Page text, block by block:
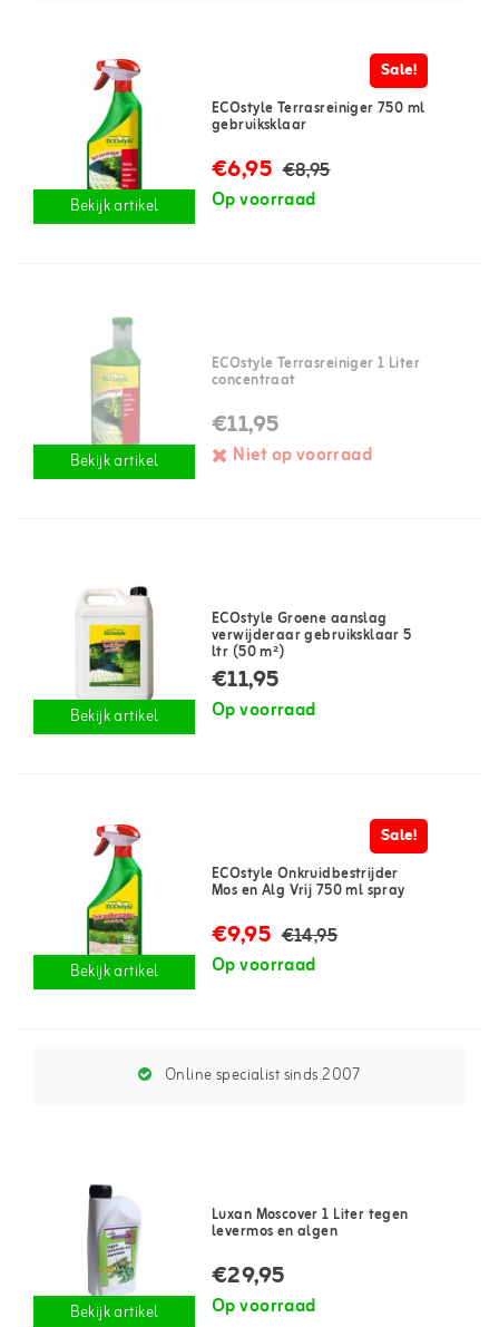
Bekijk artikel
Sale!
ECOstyle Terrasreiniger 750 ml
gebruiksklaar
€6,95 €8,95
Op voorraad
Bekijk artikel
ECOstyle Terrasreiniger 1 Liter
concentraat
€11,95
Niet op voorraad
Bekijk artikel
ECOstyle Groene aanslag
verwijderaar gebruiksklaar 5
ltr (50 m²)
€11,95
Op voorraad
Bekijk artikel
Sale!
ECOstyle Onkruidbestrijder
Mos en Alg Vrij 750 ml spray
€9,95 €14,95
Op voorraad
Online specialist sinds 2007
Bekijk artikel
Luxan Moscover 1 Liter tegen
levermos en algen
€29,95
Op voorraad